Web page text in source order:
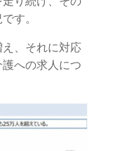
す。
、それに対応
への求人につ